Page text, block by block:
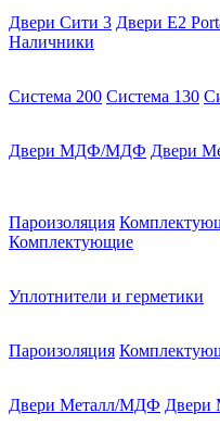
Двери Сити 3 Двери E2
Наличники
Система 200 Система 130
Двери МДФ/МДФ Двери
Пароизоляция
Комплектующие
Уплотнители и герметики
Пароизоляция
Двери Металл/МДФ Двери